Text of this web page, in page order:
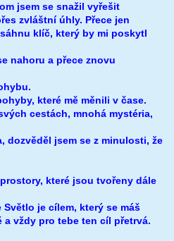
jsem se snažil vyřešit
zvláštní úhly. Přece jen
klíč, který by mi poskytl
nahoru a přece znovu
které mě měnili v čase.
cestách, mnohá mystéria,
dozvěděl jsem se z minulosti, že
které jsou tvořeny dále
je cílem, který se máš
vždy pro tebe ten cíl přetrvá.